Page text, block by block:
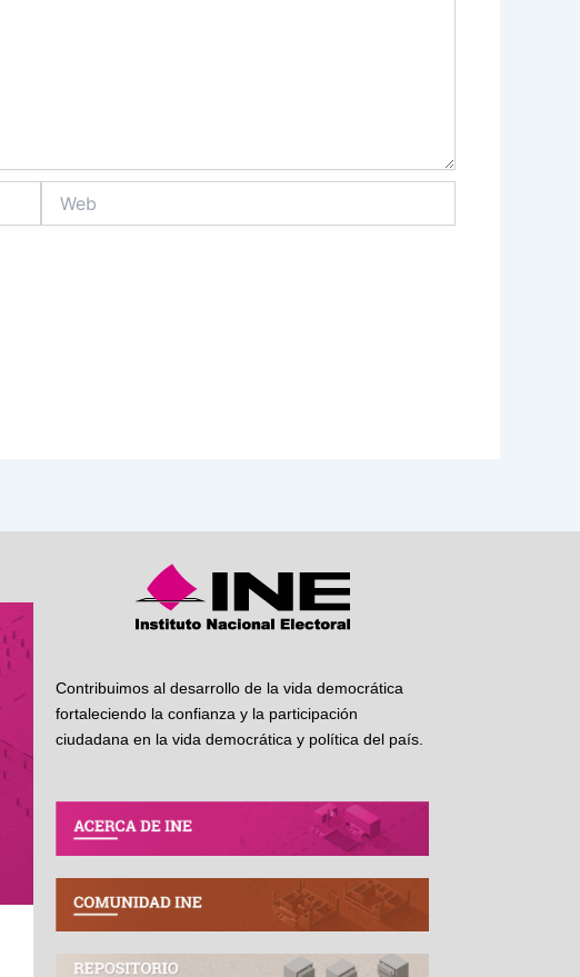
Contribuimos al desarrollo de la vida democrática
fortaleciendo la confianza y la participación
ciudadana en la vida democrática y política del país.